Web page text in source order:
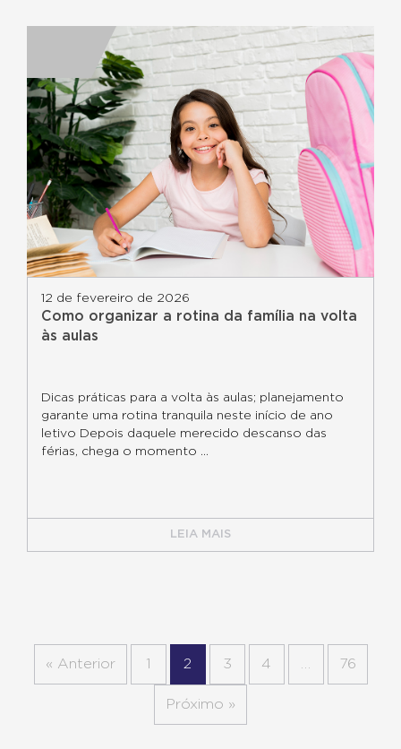
12 de fevereiro de 2026
Como organizar a rotina da família na volta
às aulas
Dicas práticas para a volta às aulas; planejamento
garante uma rotina tranquila neste início de ano
letivo Depois daquele merecido descanso das
férias, chega o momento ...
LEIA MAIS
« Anterior 1 2 3 4 76
Próximo »